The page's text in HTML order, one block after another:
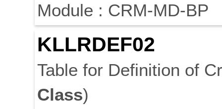
Module : CRM-MD-BP
KLLRDEF02
Table for Definition of
Class)